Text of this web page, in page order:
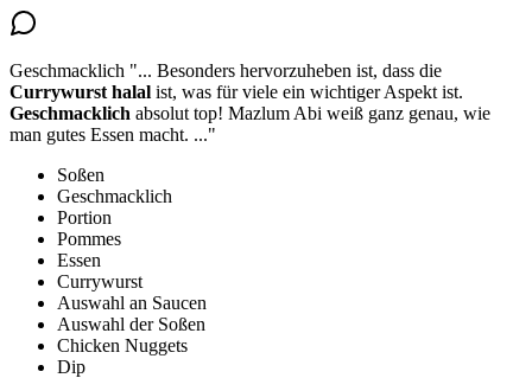
Geschmacklich "... Besonders hervorzuheben ist, dass die
Currywurst halal ist, was für viele ein wichtiger Aspekt ist.
Geschmacklich absolut top! Mazlum Abi weiß ganz genau, wie
man gutes Essen macht. ..."
Soßen
Geschmacklich
Portion
Pommes
Essen
Currywurst
Auswahl an Saucen
Auswahl der Soßen
Chicken Nuggets
Dip